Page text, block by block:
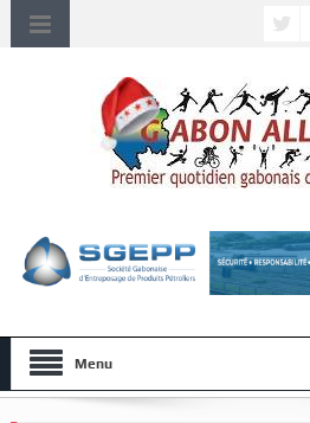
Menu